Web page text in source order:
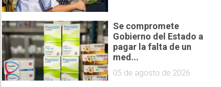
Se compromete
Gobierno del Estado a
pagar la falta de un
med...
05 de agosto de 2026